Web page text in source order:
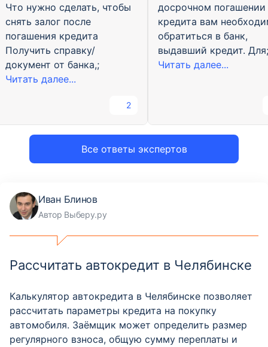
Все ответы экспертов
Что нужно сделать, чтобы
снять залог после
погашения кредита
Получить справку/
документ от банка,;
Читать далее...
2
досрочном погашении
кредита вам
обратиться в банк,
выдавший кредит. Для;
Читать далее...
Иван Блинов
Автор Выберу.ру
Рассчитать автокредит в Челябинске
Калькулятор автокредита в Челябинске позволяет
рассчитать параметры кредита на покупку
автомобиля. Заёмщик может определить размер
регулярного взноса, общую сумму переплаты и